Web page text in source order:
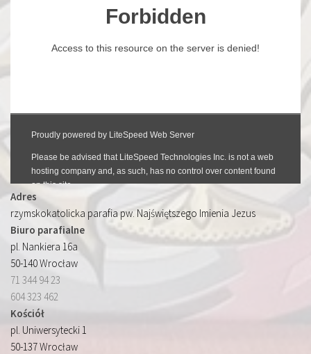
Adres
rzymskokatolicka parafia pw. Najświętszego Imienia Jezus
Biuro parafialne
pl. Nankiera 16a
50-140 Wrocław
71 344 94 23
604 323 462
Kościół
pl. Uniwersytecki 1
50-137 Wrocław